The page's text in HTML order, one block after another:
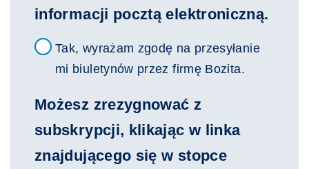
informacji pocztą elektroniczną.
Newsletter
Tak, wyrażam zgodę na przesyłanie
mi biuletynów przez firmę Bozita.
Możesz zrezygnować z
subskrypcji, klikając w linka
znajdującego się w stopce